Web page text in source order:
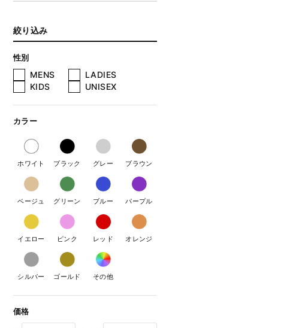
絞り込み
性別
MENS
LADIES
KIDS
UNISEX
カラー
ホワイト ブラック グレー ブラウン
ベージュ グリーン ブルー パープル
イエロー ピンク レッド オレンジ
シルバー ゴールド その他
価格